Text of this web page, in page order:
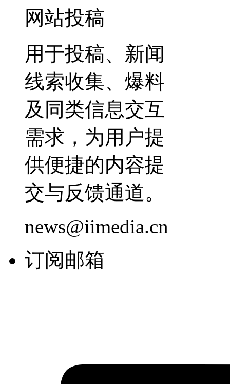
网站投稿
用于投稿、新闻
线索收集、爆料
及同类信息交互
需求，为用户提
供便捷的内容提
交与反馈通道。
news@iimedia.cn
订阅邮箱